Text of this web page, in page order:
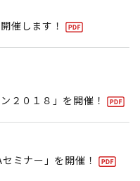
催します！
２０１８」を開催！
ミナー」を開催！